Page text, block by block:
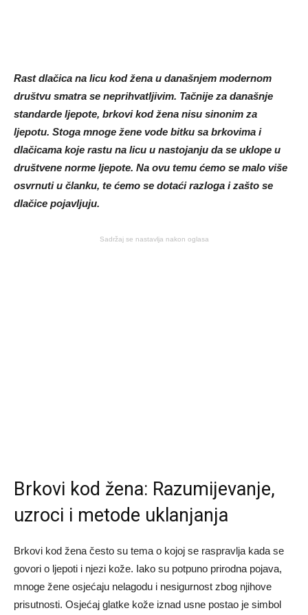
Rast dlačica na licu kod žena u današnjem modernom
društvu smatra se neprihvatljivim. Tačnije za današnje
standarde ljepote, brkovi kod žena nisu sinonim za
ljepotu. Stoga mnoge žene vode bitku sa brkovima i
dlačicama koje rastu na licu u nastojanju da se uklope u
društvene norme ljepote. Na ovu temu ćemo se malo više
osvrnuti u članku, te ćemo se dotaći razloga i zašto se
dlačice pojavljuju.
Sadržaj se nastavlja nakon oglasa
Brkovi kod žena: Razumijevanje,
uzroci i metode uklanjanja
Brkovi kod žena često su tema o kojoj se raspravlja kada se
govori o ljepoti i njezi kože. Iako su potpuno prirodna pojava,
mnoge žene osjećaju nelagodu i nesigurnost zbog njihove
prisutnosti. Osjećaj glatke kože iznad usne postao je simbol